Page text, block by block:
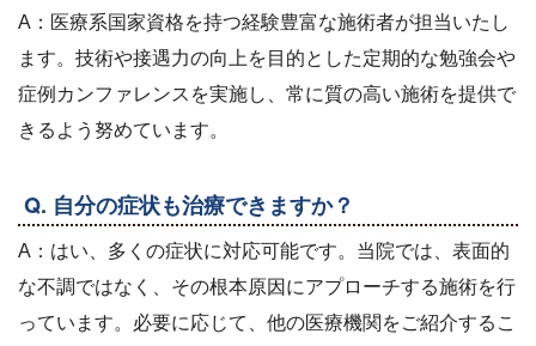
A：医療系国家資格を持つ経験豊富な施術者が担当いたし
ます。技術や接遇力の向上を目的とした定期的な勉強会や
症例カンファレンスを実施し、常に質の高い施術を提供で
きるよう努めています。
Q. 自分の症状も治療できますか？
A：はい、多くの症状に対応可能です。当院では、表面的
な不調ではなく、その根本原因にアプローチする施術を行
っています。必要に応じて、他の医療機関をご紹介するこ